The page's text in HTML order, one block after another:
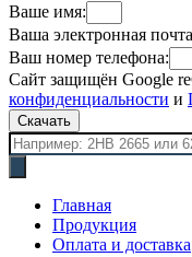
Ваше имя:
Ваша электронная
Ваш номер телефона:
Сайт защищён Google
конфиденциальности и
Скачать
Поиск
товаров
Главная
Продукция
Оплата и доставка